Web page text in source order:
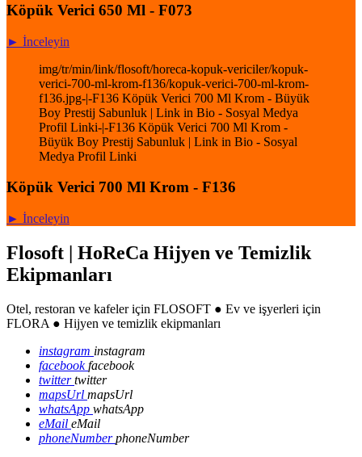
Köpük Verici 650 Ml - F073
► İnceleyin
img/tr/min/link/flosoft/horeca-kopuk-vericiler/kopuk-
verici-700-ml-krom-f136/kopuk-verici-700-ml-krom-
f136.jpg-|-F136 Köpük Verici 700 Ml Krom - Büyük
Boy Prestij Sabunluk | Link in Bio - Sosyal Medya
Profil Linki-|-F136 Köpük Verici 700 Ml Krom -
Büyük Boy Prestij Sabunluk | Link in Bio - Sosyal
Medya Profil Linki
Köpük Verici 700 Ml Krom - F136
► İnceleyin
Flosoft | HoReCa Hijyen ve Temizlik
Ekipmanları
Otel, restoran ve kafeler için FLOSOFT ● Ev ve işyerleri için
FLORA ● Hijyen ve temizlik ekipmanları
instagram instagram
facebookfacebook
twittertwitter
mapsUrl mapsUrl
whatsApp whatsApp
eMail eMail
phoneNumberphoneNumber